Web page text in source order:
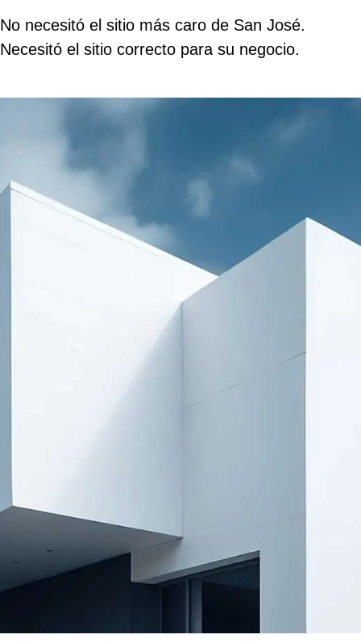
No necesitó el sitio más caro de San José.
Necesitó el sitio correcto para su negocio.